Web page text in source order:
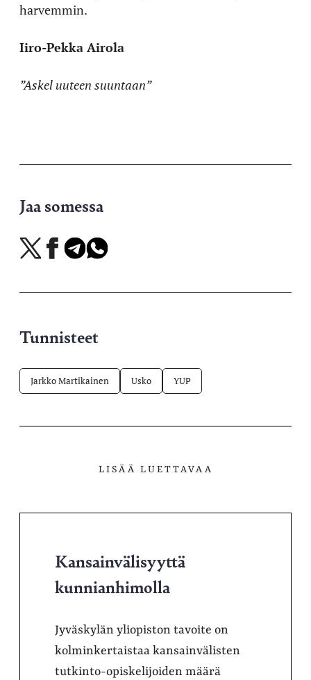
harvemmin.
Iiro-Pekka Airola
”Askel uuteen suuntaan”
Jaa somessa
Jaa
X-
Jaa
Facebookissa
Jaa
Telegramissa
Jaa
WhatsAppissa
Tunnisteet
Jarkko Martikainen Usko YUP
LISÄÄ LUETTAVAA
Kansainvälisyyttä
kunnianhimolla
Jyväskylän yliopiston tavoite on
kolminkertaistaa kansainvälisten
tutkinto-opiskelijoiden määrä